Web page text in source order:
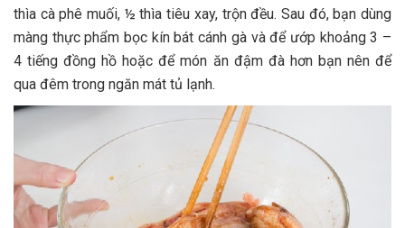
thìa cà phê muối, ½ thìa tiêu xay, trộn đều. Sau đó, bạn dùng
màng thực phẩm bọc kín bát cánh gà và để ướp khoảng 3 –
4 tiếng đồng hồ hoặc để món ăn đậm đà hơn bạn nên để
qua đêm trong ngăn mát tủ lạnh.